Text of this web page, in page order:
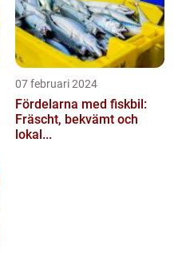
07 februari 2024
Fördelarna med fiskbil:
Fräscht, bekvämt och
lokal...